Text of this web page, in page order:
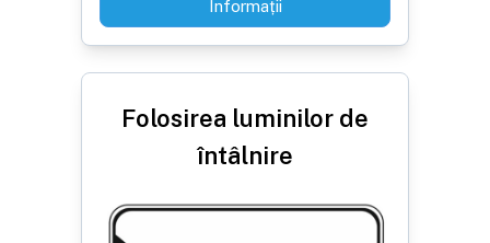
Informații
Folosirea luminilor de
întâlnire